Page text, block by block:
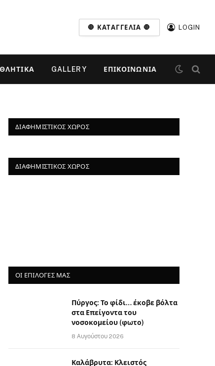
🛑 ΚΑΤΑΓΓΕΛΊΑ 🛑 LOGIN
GALLERY ΕΠΙΚΟΙΝΩΝΊΑ
ΔΙΑΦΗΜΙΣΤΙΚΌΣ ΧΏΡΟΣ
ΔΙΑΦΗΜΙΣΤΙΚΌΣ ΧΏΡΟΣ
ΟΙ ΕΠΙΛΟΓΈΣ ΜΑΣ
Πύργος: Το φίδι… έκοβε βόλτα
στα Επείγοντα του
νοσοκομείου (φωτο)
8 Αυγούστου 2026
Καλάβρυτα: Κλειστός